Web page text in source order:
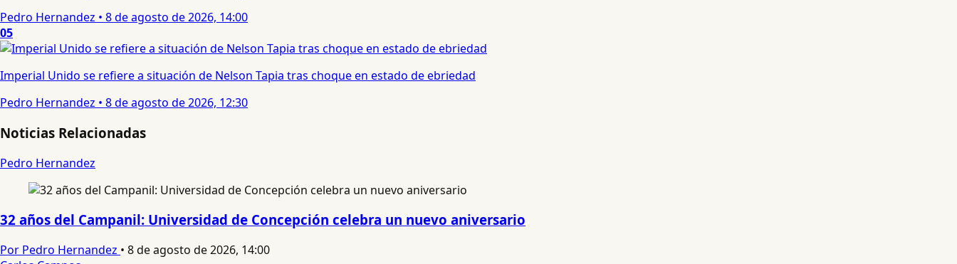
Pedro Hernandez • 8 de agosto de 2026, 14:00
05
Imperial Unido se refiere a situación de Nelson Tapia tras choque en estado de ebriedad
Pedro Hernandez • 8 de agosto de 2026, 12:30
Noticias Relacionadas
Pedro Hernandez
32 años del Campanil: Universidad de Concepción celebra un nuevo aniversario
Por Pedro Hernandez • 8 de agosto de 2026, 14:00